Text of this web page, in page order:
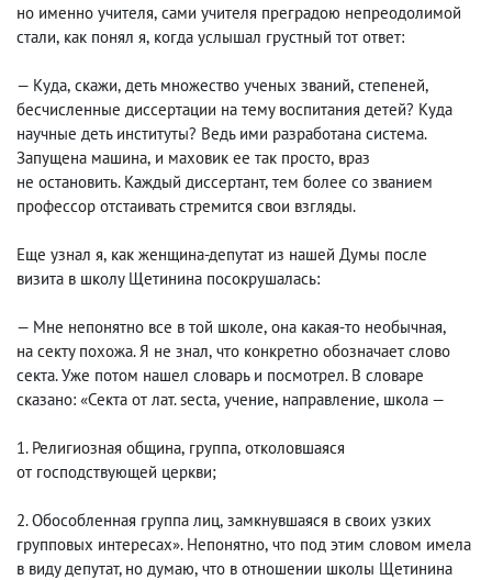
но именно учителя, сами учителя преградою непреодолимой
стали, как понял я, когда услышал грустный тот ответ:
— Куда, скажи, деть множество ученых званий, степеней,
бесчисленные диссертации на тему воспитания детей? Куда
научные деть институты? Ведь ими разработана система.
Запущена машина, и маховик ее так просто, враз
не остановить. Каждый диссертант, тем более со званием
профессор отстаивать стремится свои взгляды.
Еще узнал я, как женщина-депутат из нашей Думы после
визита в школу Щетинина посокрушалась:
— Мне непонятно все в той школе, она какая-то необычная,
на секту похожа. Я не знал, что конкретно обозначает слово
секта. Уже потом нашел словарь и посмотрел. В словаре
сказано: «Секта от лат. secta, учение, направление, школа —
1. Религиозная община, группа, отколовшаяся
от господствующей церкви;
2. Обособленная группа лиц, замкнувшаяся в своих узких
групповых интересах». Непонятно, что под этим словом имела
в виду депутат, но думаю, что в отношении школы Щетинина